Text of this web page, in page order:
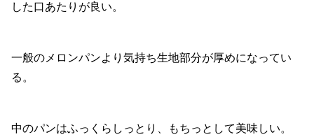
した口あたりが良い。
一般のメロンパンより気持ち生地部分が厚めになってい
る。
中のパンはふっくらしっとり、もちっとして美味しい。